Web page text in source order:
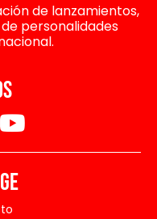
de lanzamientos,
personalidades